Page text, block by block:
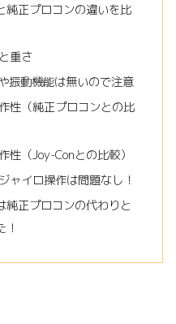
純正プロコンの違いを比
重さ
振動機能は無いので注意
性（純正プロコンとの比
性（Joy-Conとの比較）
ャイロ操作は問題なし！
純正プロコンの代わりと